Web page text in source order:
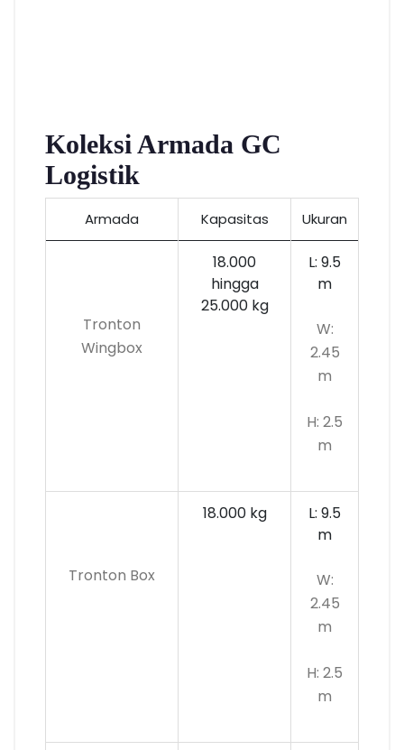
Koleksi Armada GC
Logistik
Armada Kapasitas Ukuran
Tronton
Wingbox
18.000
hingga
25.000 kg
L: 9.5
m
W:
2.45
m
H: 2.5
m
Tronton Box
18.000 kg
L: 9.5
m
W:
2.45
m
H: 2.5
m